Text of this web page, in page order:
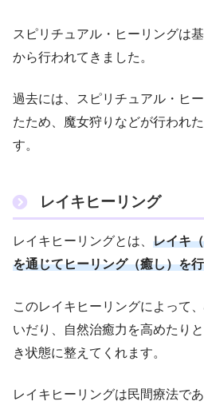
スピリチュアル・ヒーリングは
から行われてきました。
過去には、スピリチュアル・ヒ
たため、魔女狩りなどが行われ
す。
レイキヒーリング
レイキヒーリングとは、 レイキ
を通じてヒーリング（癒し）を
このレイキヒーリングによって
いだり、自然治癒力を高めたり
き状態に整えてくれます。
レイキヒーリングは民間療法で